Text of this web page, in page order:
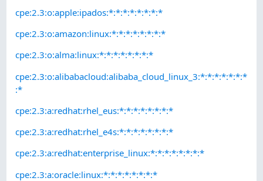
cpe:2.3:o:apple:ipados:*:*:*:*:*:*:*:*
cpe:2.3:o:amazon:linux:*:*:*:*:*:*:*:*
cpe:2.3:o:alma:linux:*:*:*:*:*:*:*:*
cpe:2.3:o:alibabacloud:alibaba_cloud_linux_3:*:*:*:*:*:*:*
:*
cpe:2.3:a:redhat:rhel_eus:*:*:*:*:*:*:*:*
cpe:2.3:a:redhat:rhel_e4s:*:*:*:*:*:*:*:*
cpe:2.3:a:redhat:enterprise_linux:*:*:*:*:*:*:*:*
cpe:2.3:a:oracle:linux:*:*:*:*:*:*:*:*